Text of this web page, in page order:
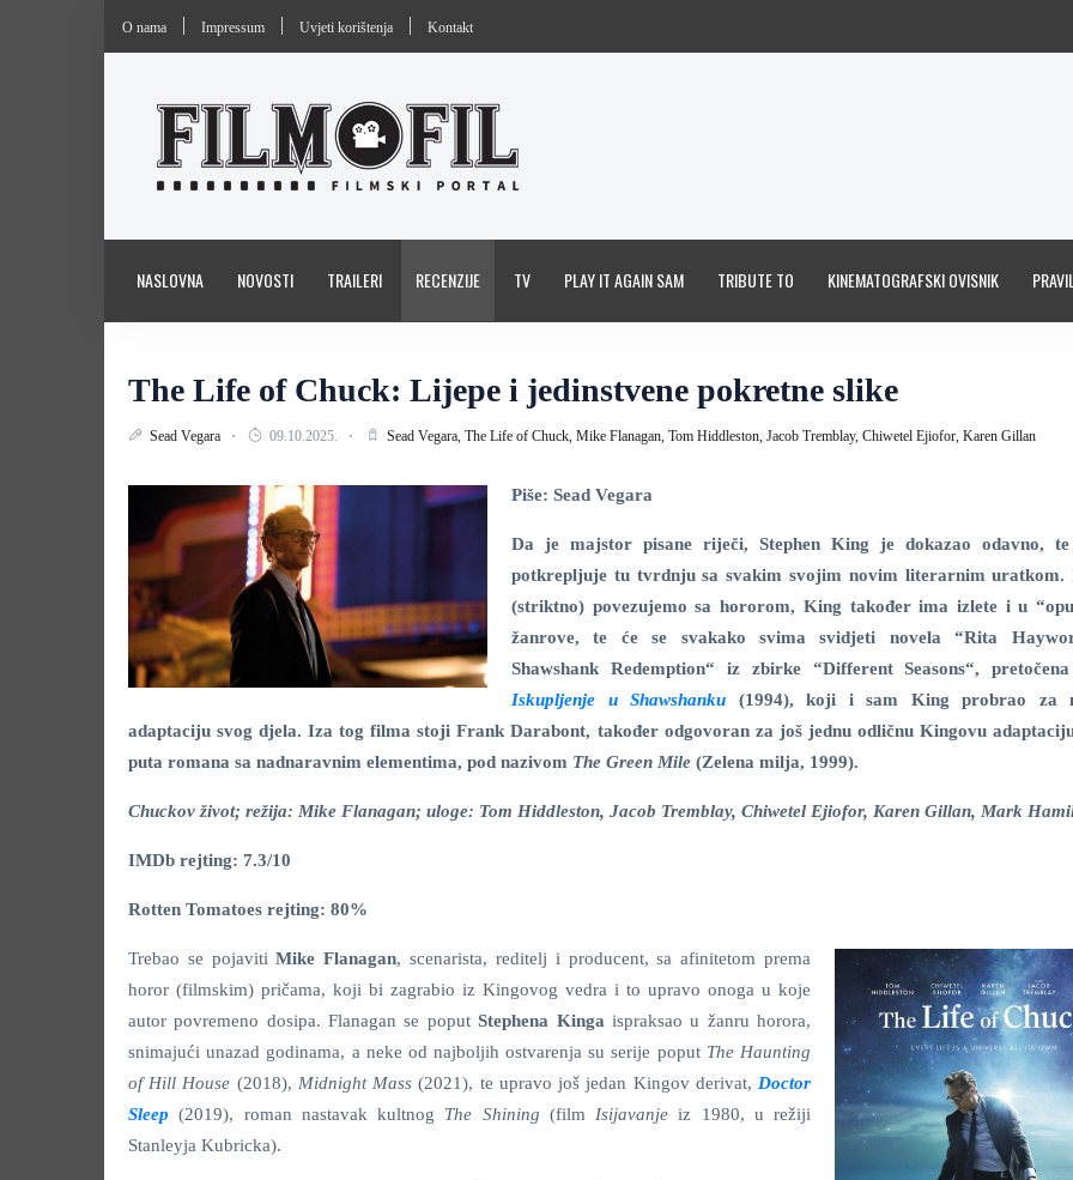
O nama Impressum Uvjeti korištenja Kontakt
NASLOVNA NOVOSTI TRAILERI RECENZIJE TV PLAY IT AGAIN SAM TRIBUTE TO KINEMATOGRAFSKI OVISNIK
The Life of Chuck: Lijepe i jedinstvene pokretne slike
Sead Vegara 09.10.2025. Sead Vegara, The Life of Chuck, Mike Flanagan, Tom Hiddleston, Jacob Tremblay, Chiwetel Ejiofor, Karen Gillan
Piše: Sead Vegara
Da je majstor pisane riječi, Stephen King je dokazao odavno,
potkrepljuje tu tvrdnju sa svakim svojim novim literarnim uratkom.
(striktno) povezujemo sa hororom, King također ima izlete i u
žanrove, te će se svakako svima svidjeti novela “Rita
Shawshank Redemption“ iz zbirke “Different Seasons“,
Iskupljenje u Shawshanku
(1994), koji i sam King probrao za
adaptaciju svog djela. Iza tog filma stoji Frank Darabont, također odgovoran za još jednu odličnu Kingovu
puta romana sa nadnaravnim elementima, pod nazivom The Green Mile (Zelena milja, 1999).
Chuckov život; režija: Mike Flanagan; uloge: Tom Hiddleston, Jacob Tremblay, Chiwetel Ejiofor, Karen Gillan, Mark
IMDb rejting: 7.3/10
Rotten Tomatoes rejting: 80%
Trebao se pojavitiMike Flanagan, scenarista, reditelj i producent, sa afinitetom prema
horor (filmskim) pričama, koji bi zagrabio iz Kingovog vedra i to upravo onoga u koje
autor povremeno dosipa. Flanagan se poputStephena Kinga ispraksao u žanru horora,
snimajući unazad godinama, a neke od najboljih ostvarenja su serije poput The Haunting
of Hill House (2018), Midnight Mass (2021), te upravo još jedan Kingov derivat, Doctor
Sleep (2019), roman nastavak kultnog The Shining (film Isijavanjeiz 1980, u režiji
Stanleyja Kubricka).